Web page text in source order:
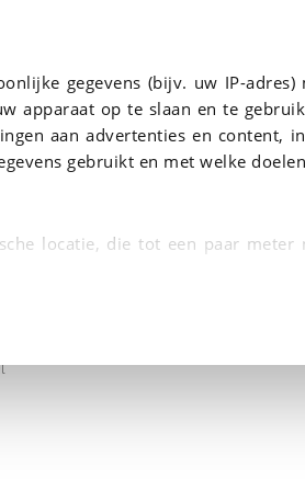
gegevens (bijv. uw IP-adres)
apparaat op te slaan en te
aan advertenties en content,
gebruikt en met welke
locatie, die tot een paar meter
op elk moment wijzigen of
voor een betere en meer
goed werkt. Ook gebruiken we